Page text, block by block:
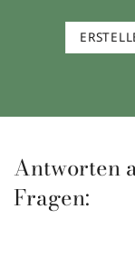
Antworten
Fragen: